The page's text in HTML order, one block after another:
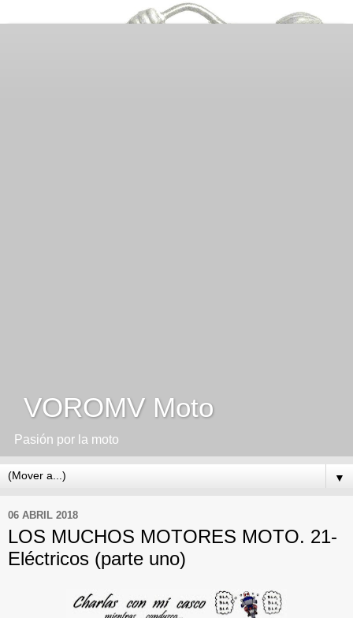
VOROMV Moto
Pasión por la moto
▼
06 ABRIL 2018
LOS MUCHOS MOTORES MOTO. 21-
Eléctricos (parte uno)